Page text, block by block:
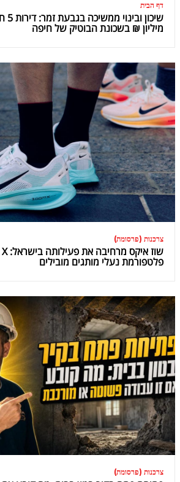
דף הבית
מיליון ₪ בשכונת הבוטיק של חיפה
צרכנות (פרסומת)
פלטפורמת נעלי מותגים מובילים
צרכנות (פרסומת)